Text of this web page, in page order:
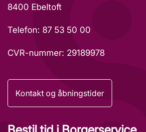
8400 Ebeltoft
Telefon: 87 53 50 00
CVR-nummer: 29189978
Kontakt og åbningstider